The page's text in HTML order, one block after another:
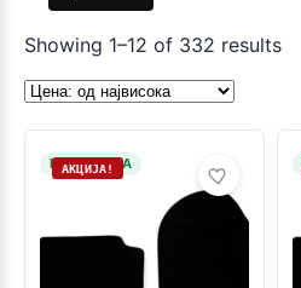
Showing 1–12 of 332 results
НА ЗАЛИХА
АКЦИЈА!